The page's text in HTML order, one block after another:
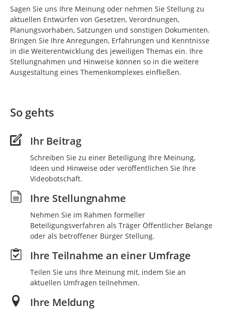
Sagen Sie uns Ihre Meinung oder nehmen Sie Stellung zu
aktuellen Entwürfen von Gesetzen, Verordnungen,
Planungsvorhaben, Satzungen und sonstigen Dokumenten.
Bringen Sie Ihre Anregungen, Erfahrungen und Kenntnisse
in die Weiterentwicklung des jeweiligen Themas ein. Ihre
Stellungnahmen und Hinweise können so in die weitere
Ausgestaltung eines Themenkomplexes einfließen.
So gehts
Ihr Beitrag
Schreiben Sie zu einer Beteiligung Ihre Meinung,
Ideen und Hinweise oder veröffentlichen Sie Ihre
Videobotschaft.
Ihre Stellungnahme
Nehmen Sie im Rahmen formeller
Beteiligungsverfahren als Träger Öffentlicher Belange
oder als betroffener Bürger Stellung.
Ihre Teilnahme an einer Umfrage
Teilen Sie uns Ihre Meinung mit, indem Sie an
aktuellen Umfragen teilnehmen.
Ihre Meldung